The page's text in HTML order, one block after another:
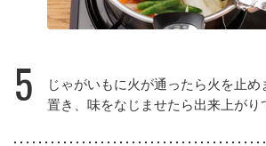
5
じゃがいもに火が通ったら火を止
置き、味をなじませたら出来上がり